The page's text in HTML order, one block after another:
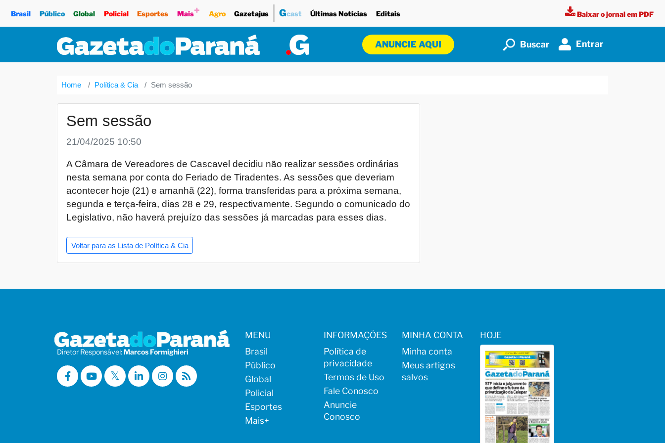
Brasil Público Global Policial Esportes Mais+ Agro Gazetajus Gcast Últimas Notícias Editais Baixar o jornal em PDF
ANUNCIE AQUI Buscar Entrar
Home Política & Cia Sem sessão
Sem sessão
21/04/2025 10:50
A Câmara de Vereadores de Cascavel decidiu não realizar sessões ordinárias
nesta semana por conta do Feriado de Tiradentes. As sessões que deveriam
acontecer hoje (21) e amanhã (22), forma transferidas para a próxima semana,
segunda e terça-feira, dias 28 e 29, respectivamente. Segundo o comunicado do
Legislativo, não haverá prejuízo das sessões já marcadas para esses dias.
Voltar para as Lista de Política & Cia
Diretor Responsável: Marcos Formighieri
MENU
Brasil
Público
Global
Policial
Esportes
Mais+
INFORMAÇÕES
Política de
privacidade
Termos de Uso
Fale Conosco
Anuncie
Conosco
MINHA CONTA
Minha conta
Meus artigos
salvos
HOJE